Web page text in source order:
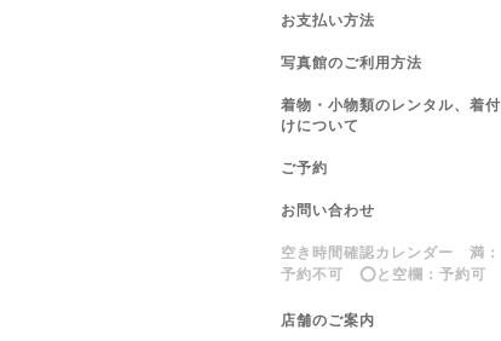
お支払い方法
写真館のご利用方法
着物・小物類のレンタル、着付
けについて
ご予約
お問い合わせ
空き時間確認カレンダー 満：
予約不可 ⭕️と空欄：予約可
店舗のご案内